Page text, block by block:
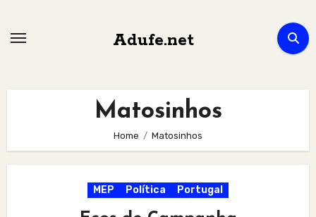
Adufe.net
Matosinhos
Home Matosinhos
MEP Política Portugal